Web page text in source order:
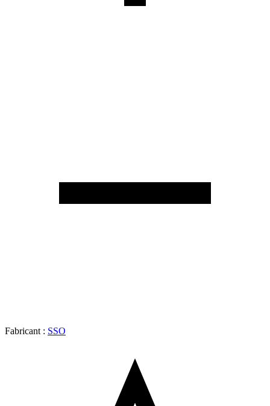
Fabricant : SSO